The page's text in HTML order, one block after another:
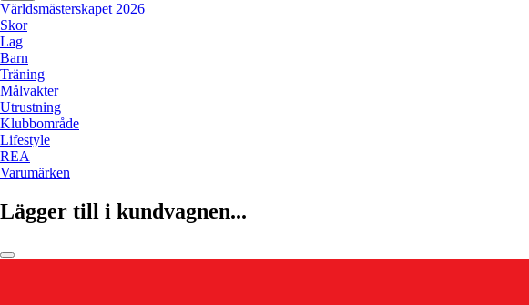
Världsmästerskapet 2026
Skor
Lag
Barn
Träning
Målvakter
Utrustning
Klubbområde
Lifestyle
REA
Varumärken
Lägger till i kundvagnen...